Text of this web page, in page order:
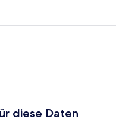
diese Daten